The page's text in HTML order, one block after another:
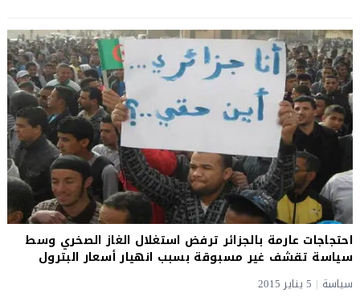
احتجاجات عارمة بالجزائر ترفض استغلال الغاز الصخري وسط
سياسة تقشف غير مسبوقة بسبب انهيار أسعار البترول
سياسة 5 يناير 2015